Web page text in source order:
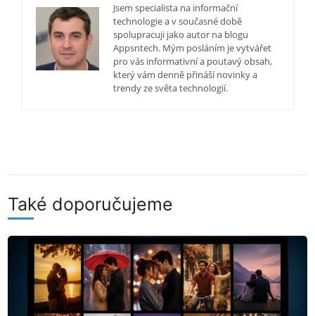
Jsem specialista na informační
technologie a v současné době
spolupracuji jako autor na blogu
Appsntech. Mým posláním je vytvářet
pro vás informativní a poutavý obsah,
který vám denně přináší novinky a
trendy ze světa technologií.
Také doporučujeme